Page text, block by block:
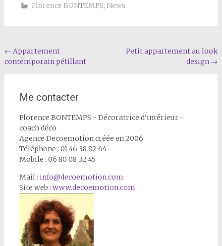
Florence BONTEMPS, News
Navigation
l'article
← Appartement
contemporain pétillant
Petit appartement au look
design →
Me contacter
Florence BONTEMPS - Décoratrice d'intérieur -
coach déco
Agence Decoemotion créée en 2006
Téléphone : 01 46 38 82 64
Mobile : 06 80 08 32 45
Mail : info@decoemotion.com
Site web : www.decoemotion.com